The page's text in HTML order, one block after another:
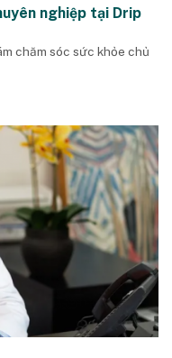
nghiệp tại Drip
chăm sóc sức khỏe chủ